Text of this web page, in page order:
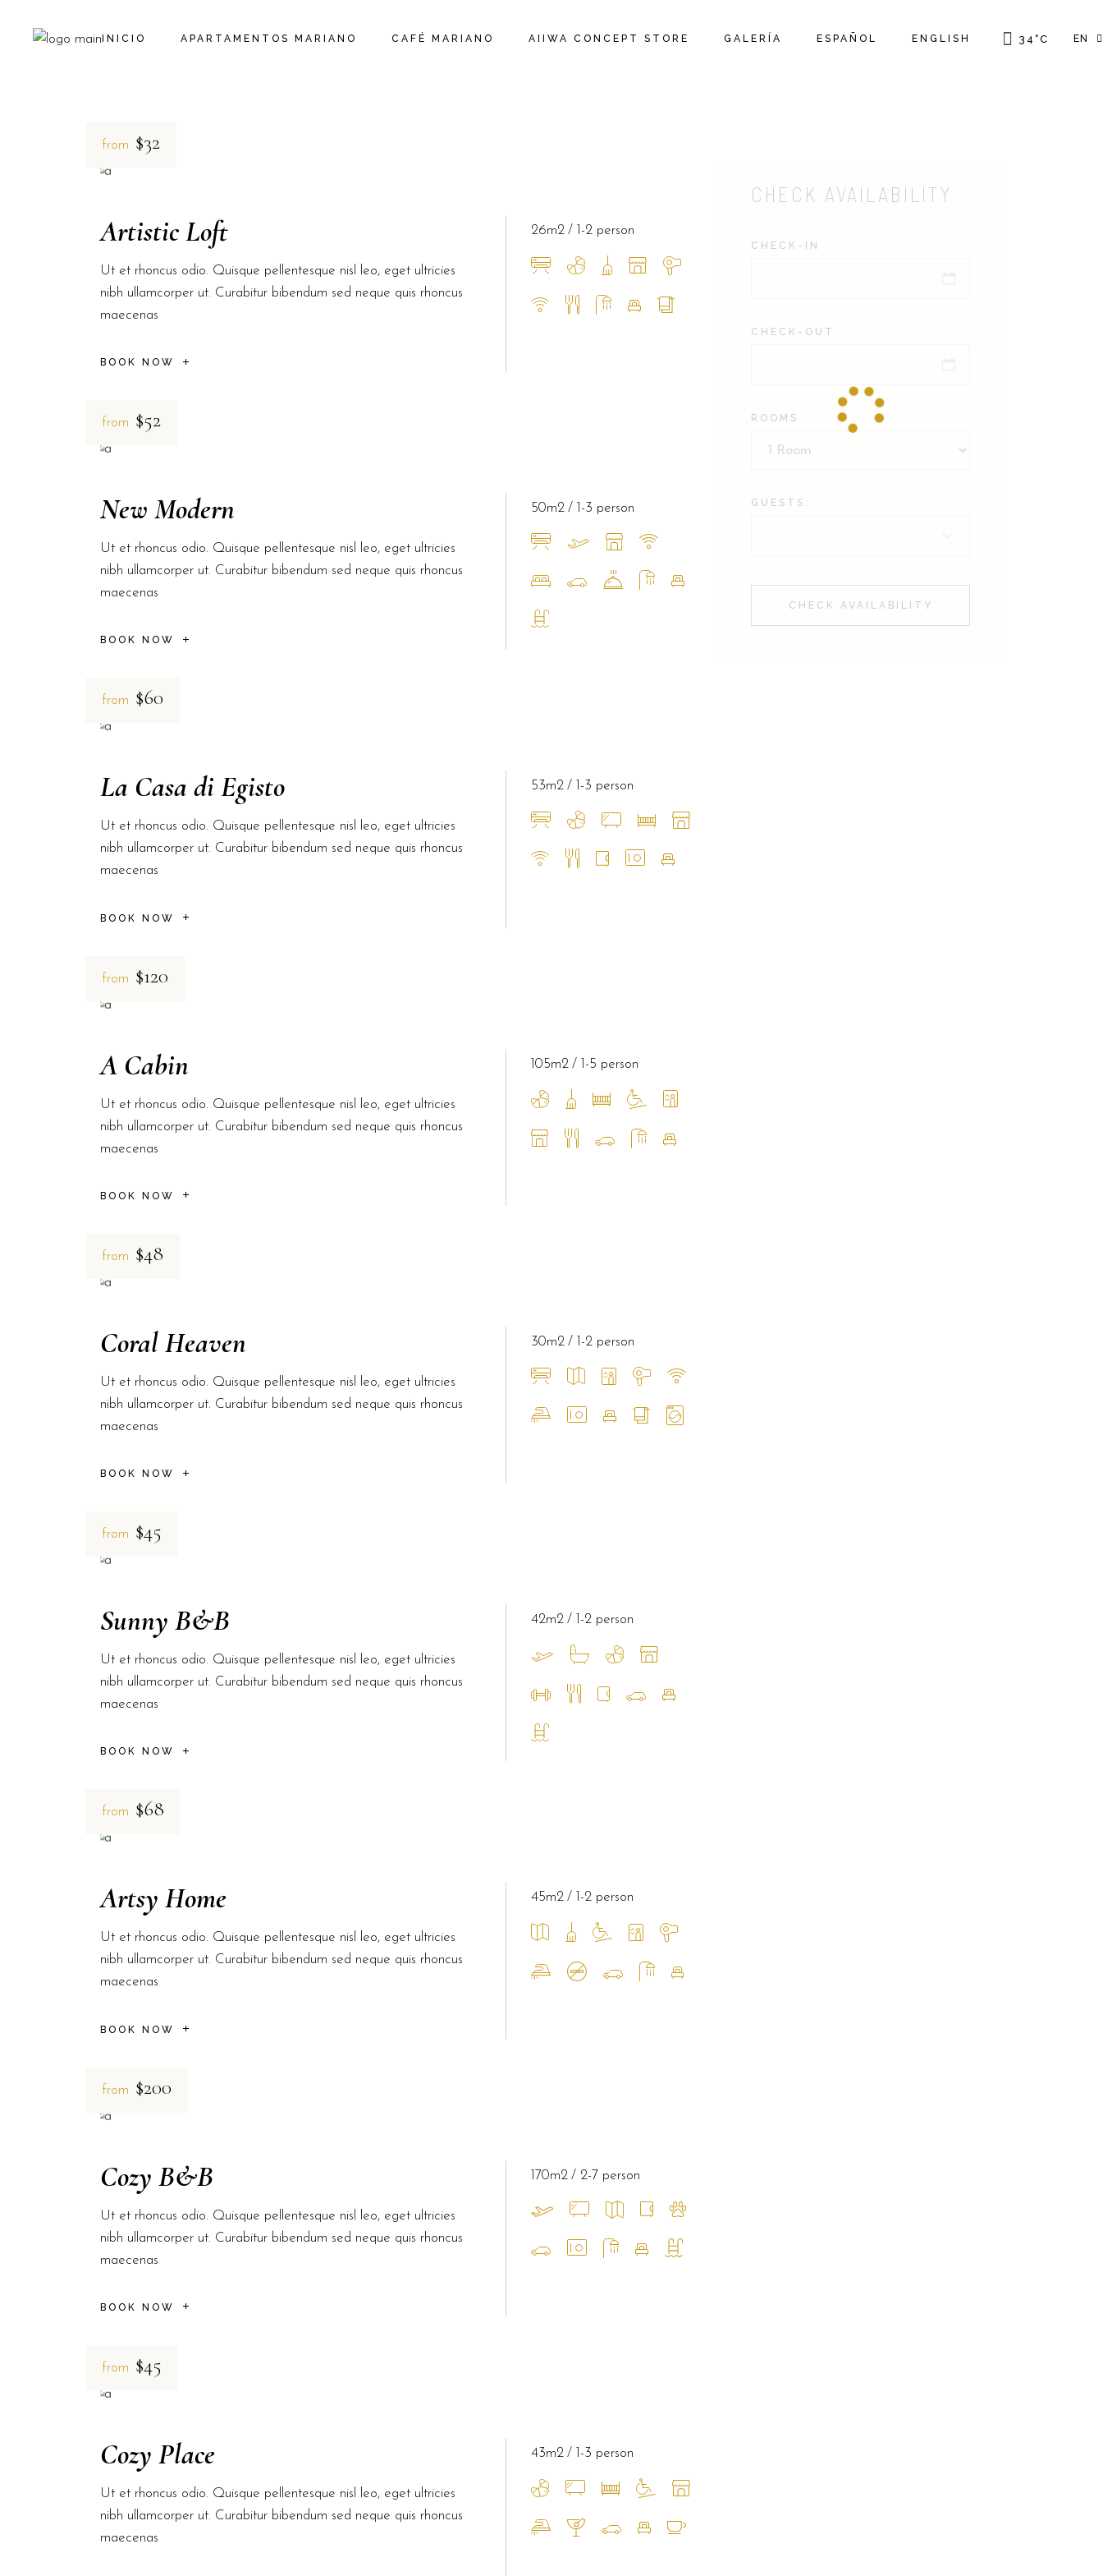
INICIO APARTAMENTOS MARIANO CAFÉ MARIANO AIIWA CONCEPT STORE GALERÍA ESPAÑOL ENGLISH 34 °C EN
from $32
Artistic Loft
Ut et rhoncus odio. Quisque pellentesque nisl leo, eget ultricies
nibh ullamcorper ut. Curabitur bibendum sed neque quis rhoncus
maecenas
BOOK NOW
26m2 1-2 person
from $52
New Modern
Ut et rhoncus odio. Quisque pellentesque nisl leo, eget ultricies
nibh ullamcorper ut. Curabitur bibendum sed neque quis rhoncus
maecenas
BOOK NOW
50m2 1-3 person
from $60
La Casa di Egisto
Ut et rhoncus odio. Quisque pellentesque nisl leo, eget ultricies
nibh ullamcorper ut. Curabitur bibendum sed neque quis rhoncus
maecenas
BOOK NOW
53m2 1-3 person
from $120
A Cabin
Ut et rhoncus odio. Quisque pellentesque nisl leo, eget ultricies
nibh ullamcorper ut. Curabitur bibendum sed neque quis rhoncus
maecenas
BOOK NOW
105m2 1-5 person
from $48
Coral Heaven
Ut et rhoncus odio. Quisque pellentesque nisl leo, eget ultricies
nibh ullamcorper ut. Curabitur bibendum sed neque quis rhoncus
maecenas
BOOK NOW
30m2 1-2 person
from $45
Sunny B&B
Ut et rhoncus odio. Quisque pellentesque nisl leo, eget ultricies
nibh ullamcorper ut. Curabitur bibendum sed neque quis rhoncus
maecenas
BOOK NOW
42m2 1-2 person
from $68
Artsy Home
Ut et rhoncus odio. Quisque pellentesque nisl leo, eget ultricies
nibh ullamcorper ut. Curabitur bibendum sed neque quis rhoncus
maecenas
BOOK NOW
45m2 1-2 person
from $200
Cozy B&B
Ut et rhoncus odio. Quisque pellentesque nisl leo, eget ultricies
nibh ullamcorper ut. Curabitur bibendum sed neque quis rhoncus
maecenas
BOOK NOW
170m2 2-7 person
from $45
Cozy Place
Ut et rhoncus odio. Quisque pellentesque nisl leo, eget ultricies
nibh ullamcorper ut. Curabitur bibendum sed neque quis rhoncus
maecenas
43m2 1-3 person
CHECK AVAILABILITY
CHECK-IN
CHECK-OUT
ROOMS
GUESTS:
CHECK AVAILABILITY